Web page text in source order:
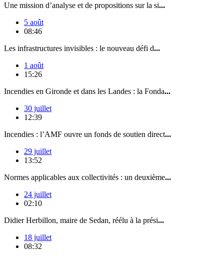
Une mission d’analyse et de propositions sur la si...
5 août
08:46
Les infrastructures invisibles : le nouveau défi d...
1 août
15:26
Incendies en Gironde et dans les Landes : la Fonda...
30 juillet
12:39
Incendies : l’AMF ouvre un fonds de soutien direct...
29 juillet
13:52
Normes applicables aux collectivités : un deuxième...
24 juillet
02:10
Didier Herbillon, maire de Sedan, réélu à la prési...
18 juillet
08:32